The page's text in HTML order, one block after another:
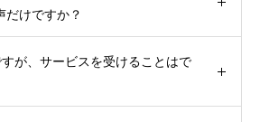
だけですか？
が、サービスを受けることはで